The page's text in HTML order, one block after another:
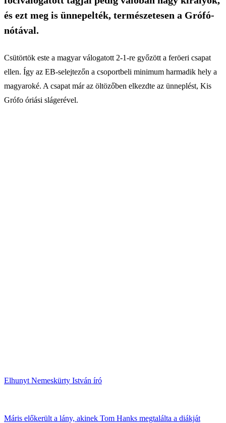
és ezt meg is ünnepelték, természetesen a Grófó-
nótával.
Csütörtök este a magyar válogatott 2-1-re győzött a feröeri csapat
ellen. Így az EB-selejtezőn a csoportbeli minimum harmadik hely a
magyaroké. A csapat már az öltözőben elkezdte az ünneplést, Kis
Grófo óriási slágerével.
Elhunyt Nemeskürty István író
Máris előkerült a lány, akinek Tom Hanks megtalálta a diákját